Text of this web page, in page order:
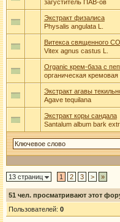
загуститель ПАВ-ов
Экстракт физалиса
Physalis angulata L.
Витекса священного
Vitex agnus castus L.
Organic крем-база с
органическая кремовая
Экстракт агавы
Agave tequilana
Экстракт коры сандала
Santalum album bark
13 страниц 1 2 3 > »
51 чел. просматривают этот
Пользователей: 0